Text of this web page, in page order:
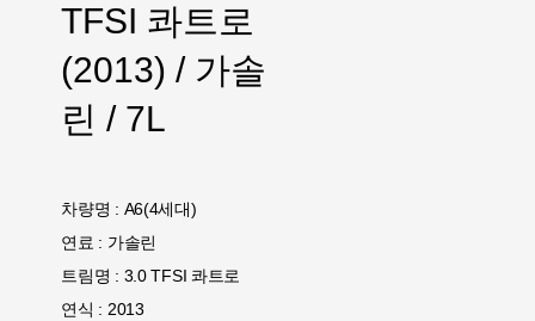
TFSI 콰트로
(2013) / 가솔
린 / 7L
차량명 : A6(4세대)
연료 : 가솔린
트림명 : 3.0 TFSI 콰트로
연식 : 2013